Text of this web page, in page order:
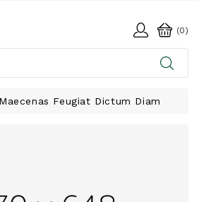
(0)
Maecenas Feugiat Dictum Diam